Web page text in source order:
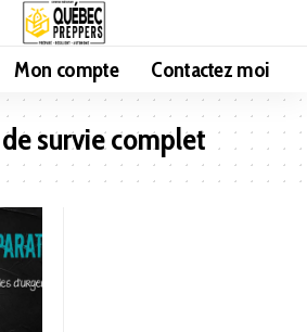
Mon compte Contactez moi
survie complet